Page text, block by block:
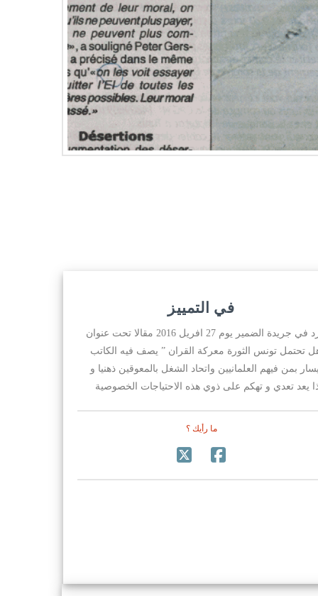
في التمييز
ورد في جريدة الضمير يوم 27 افريل 2016 مقالا تحت عنوان
تحتمل تونس الثورة معركة القران ” يصف فيه الكاتب
بمن فيهم العلمانيين واتحاد الشغل بالمعوقين ذهنيا و
يعد تعدي و تهكم على ذوي هذه الاحتياجات الخصوصية
ما رأيك ؟